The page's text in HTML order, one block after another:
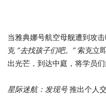
当雅典娜号航空母舰遭到攻
克 “去找孩子们吧。” 索克立
出光芒，到达中庭，将学员们
星际迷航：发现号推出个人